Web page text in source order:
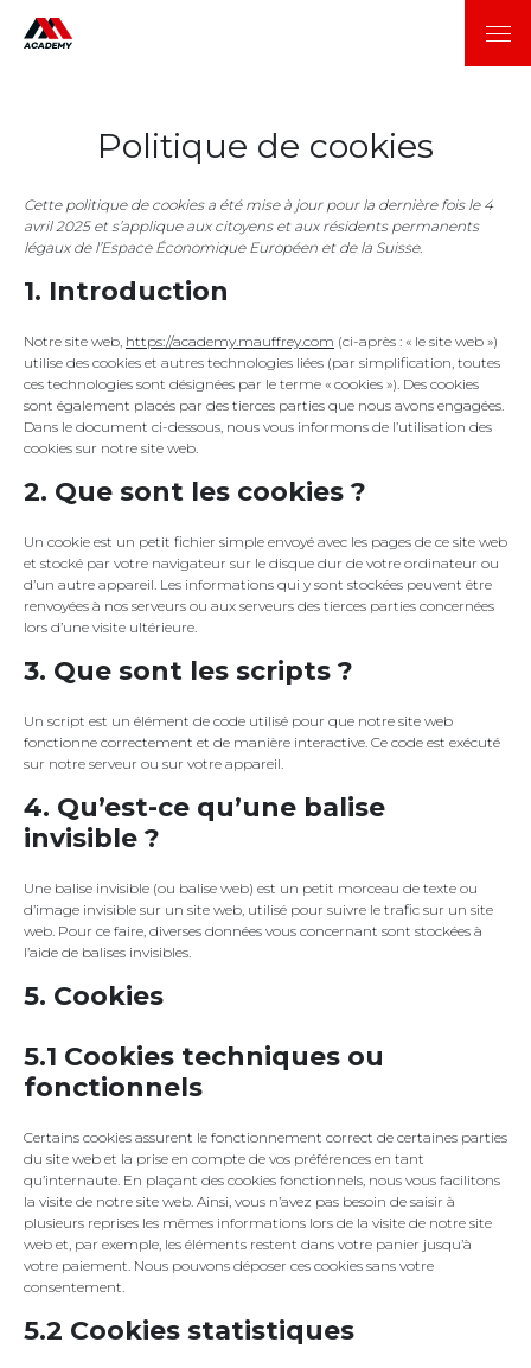
Politique de cookies
Cette politique de cookies a été mise à jour pour la dernière fois le 4
avril 2025 et s’applique aux citoyens et aux résidents permanents
légaux de l’Espace Économique Européen et de la Suisse.
1. Introduction
Notre site web, https://academy.mauffrey.com (ci-après : « le site web »)
utilise des cookies et autres technologies liées (par simplification, toutes
ces technologies sont désignées par le terme « cookies »). Des cookies
sont également placés par des tierces parties que nous avons engagées.
Dans le document ci-dessous, nous vous informons de l’utilisation des
cookies sur notre site web.
2. Que sont les cookies ?
Un cookie est un petit fichier simple envoyé avec les pages de ce site web
et stocké par votre navigateur sur le disque dur de votre ordinateur ou
d’un autre appareil. Les informations qui y sont stockées peuvent être
renvoyées à nos serveurs ou aux serveurs des tierces parties concernées
lors d’une visite ultérieure.
3. Que sont les scripts ?
Un script est un élément de code utilisé pour que notre site web
fonctionne correctement et de manière interactive. Ce code est exécuté
sur notre serveur ou sur votre appareil.
4. Qu’est-ce qu’une balise
invisible ?
Une balise invisible (ou balise web) est un petit morceau de texte ou
d’image invisible sur un site web, utilisé pour suivre le trafic sur un site
web. Pour ce faire, diverses données vous concernant sont stockées à
l’aide de balises invisibles.
5. Cookies
5.1 Cookies techniques ou
fonctionnels
Certains cookies assurent le fonctionnement correct de certaines parties
du site web et la prise en compte de vos préférences en tant
qu’internaute. En plaçant des cookies fonctionnels, nous vous facilitons
la visite de notre site web. Ainsi, vous n’avez pas besoin de saisir à
plusieurs reprises les mêmes informations lors de la visite de notre site
web et, par exemple, les éléments restent dans votre panier jusqu’à
votre paiement. Nous pouvons déposer ces cookies sans votre
consentement.
5.2 Cookies statistiques